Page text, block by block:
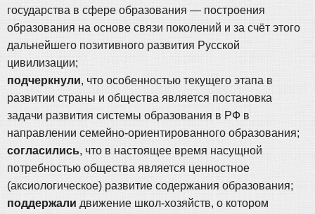
государства в сфере образования — построения
образования на основе связи поколений и за счёт этого
дальнейшего позитивного развития Русской
цивилизации;
подчеркнули, что особенностью текущего этапа в
развитии страны и общества является постановка
задачи развития системы образования в РФ в
направлении семейно-ориентированного образования;
согласились, что в настоящее время насущной
потребностью общества является ценностное
(аксиологическое) развитие содержания образования;
поддержали движение школ-хозяйств, о котором